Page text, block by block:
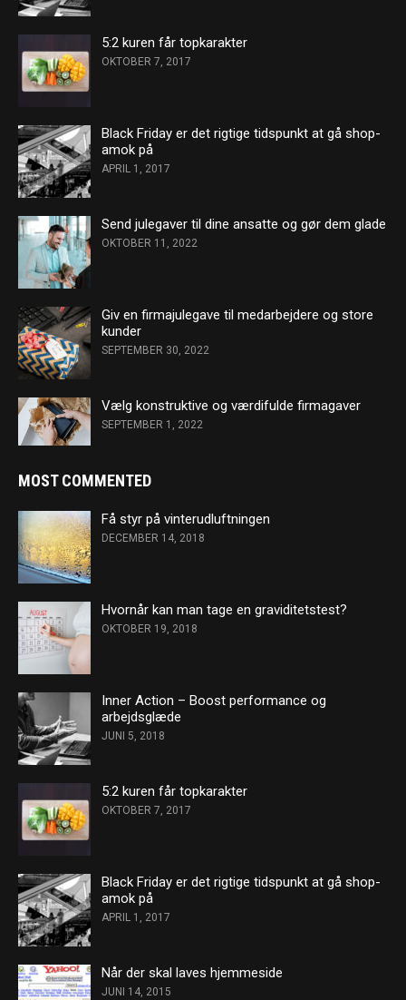
5:2 kuren får topkarakter
OKTOBER 7, 2017
Black Friday er det rigtige tidspunkt at gå shop-
amok på
APRIL 1, 2017
Send julegaver til dine ansatte og gør dem glade
OKTOBER 11, 2022
Giv en firmajulegave til medarbejdere og store
kunder
SEPTEMBER 30, 2022
Vælg konstruktive og værdifulde firmagaver
SEPTEMBER 1, 2022
MOST COMMENTED
Få styr på vinterudluftningen
DECEMBER 14, 2018
Hvornår kan man tage en graviditetstest?
OKTOBER 19, 2018
Inner Action – Boost performance og
arbejdsglæde
JUNI 5, 2018
5:2 kuren får topkarakter
OKTOBER 7, 2017
Black Friday er det rigtige tidspunkt at gå shop-
amok på
APRIL 1, 2017
Når der skal laves hjemmeside
JUNI 14, 2015